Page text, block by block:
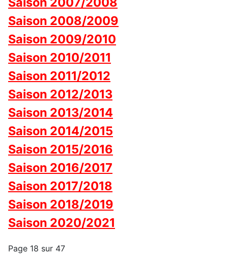
Saison 2008/2009
Saison 2009/2010
Saison 2010/2011
Saison 2011/2012
Saison 2012/2013
Saison 2013/2014
Saison 2014/2015
Saison 2015/2016
Saison 2016/2017
Saison 2017/2018
Saison 2018/2019
Saison 2020/2021
Page 18 sur 47